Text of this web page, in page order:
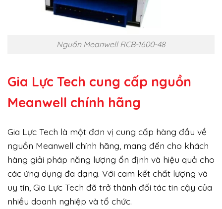
Nguồn Meanwell RCB-1600-48
Gia Lực Tech cung cấp nguồn
Meanwell chính hãng
Gia Lực Tech là một đơn vị cung cấp hàng đầu về
nguồn Meanwell chính hãng, mang đến cho khách
hàng giải pháp năng lượng ổn định và hiệu quả cho
các ứng dụng đa dạng. Với cam kết chất lượng và
uy tín, Gia Lực Tech đã trở thành đối tác tin cậy của
nhiều doanh nghiệp và tổ chức.